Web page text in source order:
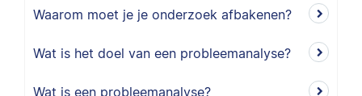
Waarom moet je je onderzoek afbakenen?
Wat is het doel van een probleemanalyse?
Wat is een probleemanalyse?